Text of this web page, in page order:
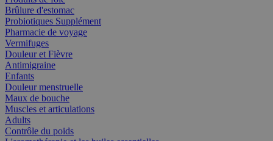
Brûlure d'estomac
Probiotiques Supplément
Pharmacie de voyage
Vermifuges
Douleur et Fièvre
Antimigraine
Enfants
Douleur menstruelle
Maux de bouche
Muscles et articulations
Adults
Contrôle du poids